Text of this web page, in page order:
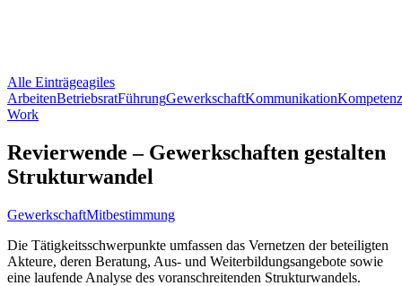
Alle Einträgeagiles
ArbeitenBetriebsratFührungGewerkschaftKommunikation
Work
Revierwende – Gewerkschaften gestalten
Strukturwandel
GewerkschaftMitbestimmung
Die Tätigkeitsschwerpunkte umfassen das Vernetzen der beteiligten
Akteure, deren Beratung, Aus- und Weiterbildungsangebote sowie
eine laufende Analyse des voranschreitenden Strukturwandels.